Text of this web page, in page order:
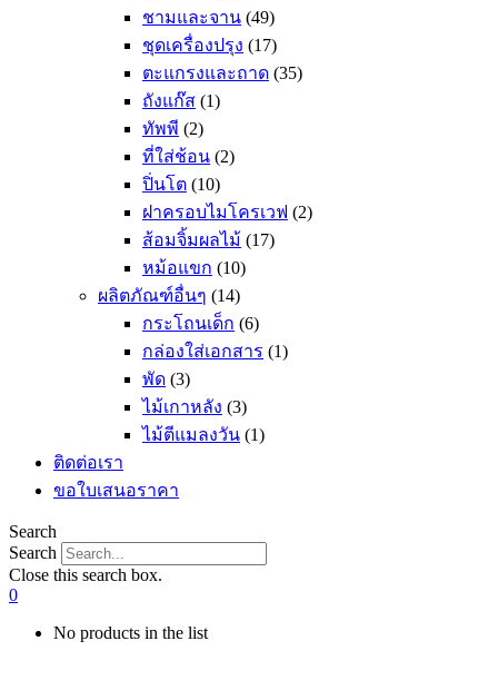
ชามและจาน (49)
ชุดเครื่องปรุง (17)
ตะแกรงและถาด (35)
ถังแก๊ส (1)
ทัพพี (2)
ที่ใส่ช้อน (2)
ปิ่นโต (10)
ฝาครอบไมโครเวฟ (2)
ส้อมจิ้มผลไม้ (17)
หม้อแขก (10)
ผลิตภัณฑ์อื่นๆ (14)
กระโถนเด็ก (6)
กล่องใส่เอกสาร (1)
พัด (3)
ไม้เกาหลัง (3)
ไม้ตีแมลงวัน (1)
ติดต่อเรา
ขอใบเสนอราคา
Search
Search
Close this search box.
0
No products in the list